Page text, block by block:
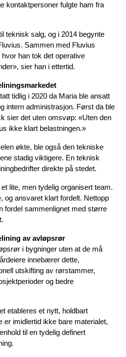
kontaktpersoner fulgte ham fra
teknisk salg, og i 2014 begynte
Sammen med Fluvius
han tok det operative
sier han i ettertid.
tidlig i 2020 da Maria ble ansatt
intern administrasjon. Først da ble
sier det uten omsvøp: «Uten den
ikke klart belastningen.»
økte, ble også den tekniske
stadig viktigere. En teknisk
direkte på stedet.
lite, men tydelig organisert team.
og ansvaret klart fordelt. Nettopp
fordel sammenlignet med større
av avløpsrør
i bygninger uten at de må
innebærer dette,
utskifting av rørstammer,
og bedre
etableres et nytt, holdbart
imidlertid ikke bare materialet,
til en tydelig definert